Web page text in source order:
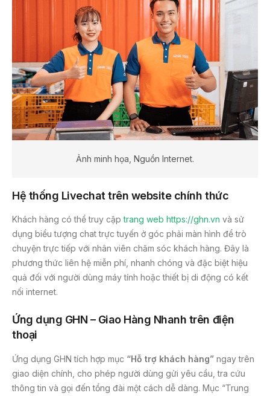
Ảnh minh họa, Nguồn Internet.
Hệ thống Livechat trên website chính thức
Khách hàng có thể truy cậptrang web https://ghn.vn và sử
dụng biểu tượng chat trực tuyến ở góc phải màn hình để trò
chuyện trực tiếp với nhân viên chăm sóc khách hàng. Đây là
phương thức liên hệ miễn phí, nhanh chóng và đặc biệt hiệu
quả đối với người dùng máy tính hoặc thiết bị di động có kết
nối internet.
Ứng dụng GHN – Giao Hàng Nhanh trên điện
thoại
Ứng dụng GHN tích hợp mục “Hỗ trợ khách hàng” ngay trên
giao diện chính, cho phép người dùng gửi yêu cầu, tra cứu
thông tin và gọi đến tổng đài một cách dễ dàng. Mục “Trung